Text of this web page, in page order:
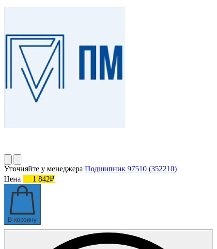
Уточняйте у менеджера Подшипник 97510 (352210)
Цена
1 842₽
В корзину